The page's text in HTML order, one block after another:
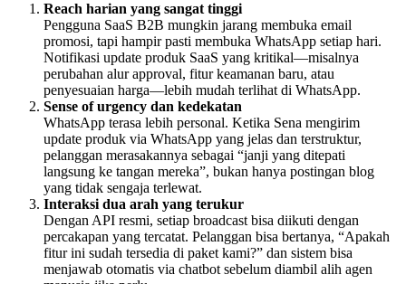
Reach harian yang sangat tinggi
Pengguna SaaS B2B mungkin jarang membuka email
promosi, tapi hampir pasti membuka WhatsApp setiap hari.
Notifikasi update produk SaaS yang kritikal—misalnya
perubahan alur approval, fitur keamanan baru, atau
penyesuaian harga—lebih mudah terlihat di WhatsApp.
Sense of urgency dan kedekatan
WhatsApp terasa lebih personal. Ketika Sena mengirim
update produk via WhatsApp yang jelas dan terstruktur,
pelanggan merasakannya sebagai “janji yang ditepati
langsung ke tangan mereka”, bukan hanya postingan blog
yang tidak sengaja terlewat.
Interaksi dua arah yang terukur
Dengan API resmi, setiap broadcast bisa diikuti dengan
percakapan yang tercatat. Pelanggan bisa bertanya, “Apakah
fitur ini sudah tersedia di paket kami?” dan sistem bisa
menjawab otomatis via chatbot sebelum diambil alih agen